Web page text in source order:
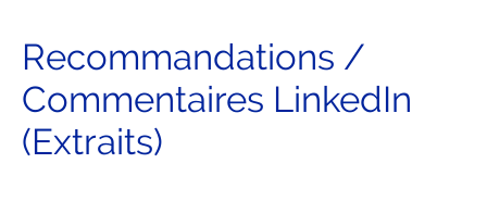
Recommandations /
Commentaires LinkedIn
(Extraits)